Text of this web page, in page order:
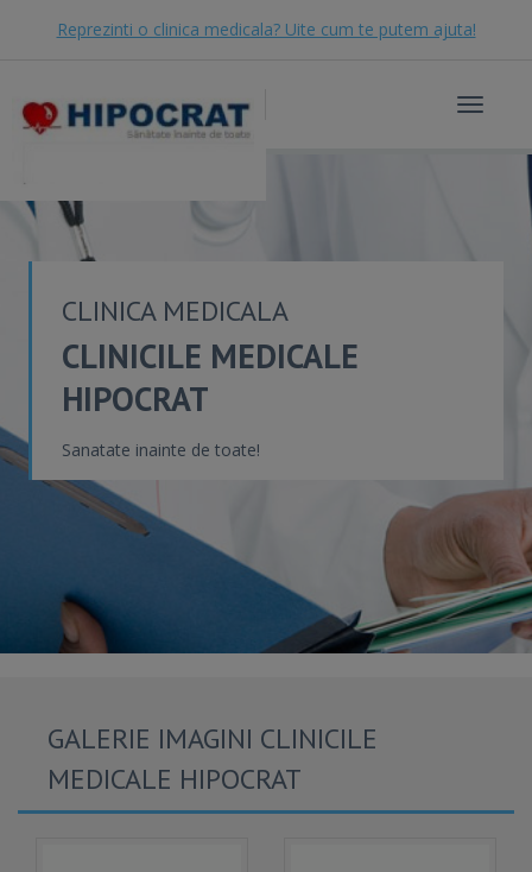
Reprezinti o clinica medicala? Uite cum te putem ajuta!
Toggle
CLINICA MEDICALA
CLINICILE MEDICALE
HIPOCRAT
Sanatate inainte de toate!
GALERIE IMAGINI CLINICILE
MEDICALE HIPOCRAT